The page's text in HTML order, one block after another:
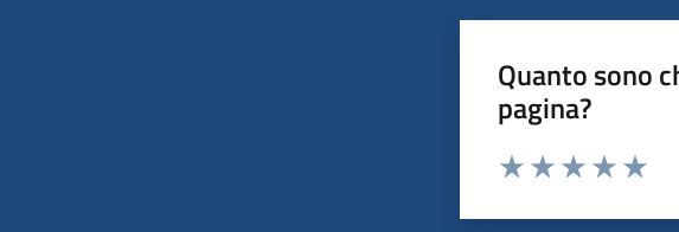
Quanto sono
pagina?
Valuta da 1 a 5 stelle la